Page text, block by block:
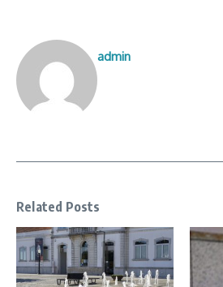
admin
Related Posts